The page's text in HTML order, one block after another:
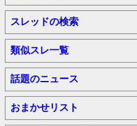
スレッドの検索
類似スレ一覧
話題のニュース
おまかせリスト